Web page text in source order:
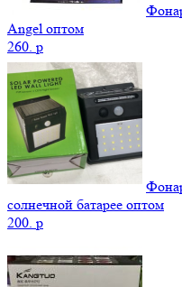
Angel оптом
260. p
солнечной батарее оптом
200. p